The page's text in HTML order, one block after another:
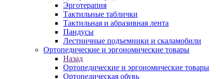
Эрготерапия
Тактильные таблички
Тактильная и абразивная лента
Пандусы
Лестничные подъемники и скаламобили
Ортопедические и эргономические товары
Назад
Ортопедические и эргономические товары
Ортопедическая обувь